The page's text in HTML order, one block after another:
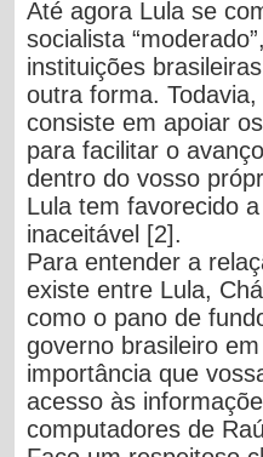
Até agora Lula se
socialista
instituições
outra forma.
consiste em apoiar
para facilitar o
dentro do vosso
Lula tem favorecido
inaceitável [2].
Para entender a
existe entre Lula,
como o pano de
governo brasileiro
importância que
acesso às
computadores de